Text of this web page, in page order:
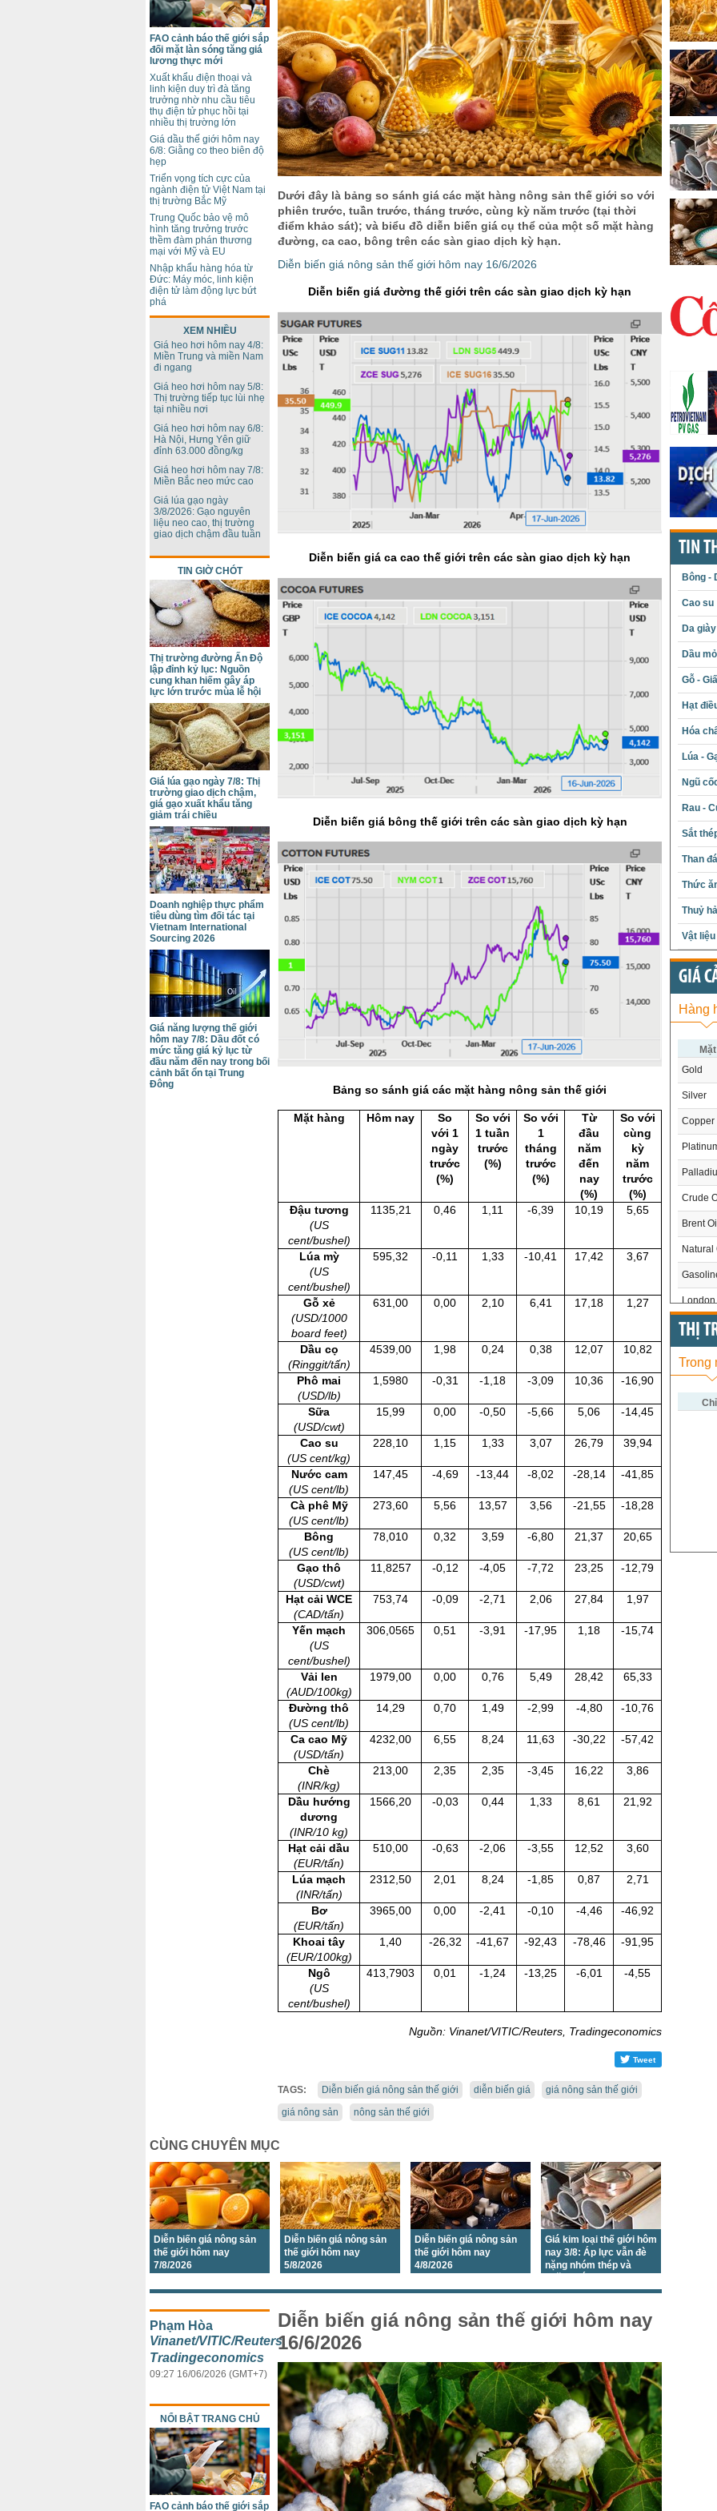
Dưới đây là bảng so sánh giá các mặt hàng nông sản thế giới so với
phiên trước, tuần trước, tháng trước, cùng kỳ năm trước (tại thời
điểm khảo sát); và biểu đồ diễn biến giá cụ thể của một số mặt hàng
đường, ca cao, bông trên các sàn giao dịch kỳ hạn.
Diễn biến giá nông sản thế giới hôm nay 16/6/2026
Diễn biến giá đường thế giới trên các sàn giao dịch kỳ hạn
Diễn biến giá ca cao thế giới trên các sàn giao dịch kỳ hạn
Diễn biến giá bông thế giới trên các sàn giao dịch kỳ hạn
Bảng so sánh giá các mặt hàng nông sản thế giới
Mặt hàng Hôm nay
So
với 1
ngày
trước
(%)
So với
1 tuần
trước
(%)
So với
1
tháng
trước
(%)
Từ
đầu
năm
đến
nay
(%)
So với
cùng
kỳ
năm
trước
(%)
Đậu tương
(US
cent/bushel)
1135,21 0,46 1,11 -6,39 10,19 5,65
Lúa mỳ
(US
cent/bushel)
595,32 -0,11 1,33 -10,41 17,42 3,67
Gỗ xẻ
(USD/1000
board feet)
631,00 0,00 2,10 6,41 17,18 1,27
Dầu cọ
(Ringgit/tấn)
4539,00 1,98 0,24 0,38 12,07 10,82
Phô mai
(USD/lb)
1,5980 -0,31 -1,18 -3,09 10,36 -16,90
Sữa
(USD/cwt)
15,99 0,00 -0,50 -5,66 5,06 -14,45
Cao su
(US cent/kg)
228,10 1,15 1,33 3,07 26,79 39,94
Nước cam
(US cent/lb)
147,45 -4,69 -13,44 -8,02 -28,14 -41,85
Cà phê Mỹ
(US cent/lb)
273,60 5,56 13,57 3,56 -21,55 -18,28
Bông
(US cent/lb)
78,010 0,32 3,59 -6,80 21,37 20,65
Gạo thô
(USD/cwt)
11,8257 -0,12 -4,05 -7,72 23,25 -12,79
Hạt cải WCE
(CAD/tấn)
753,74 -0,09 -2,71 2,06 27,84 1,97
Yến mạch
(US
cent/bushel)
306,0565 0,51 -3,91 -17,95 1,18 -15,74
Vải len
(AUD/100kg)
1979,00 0,00 0,76 5,49 28,42 65,33
Đường thô
(US cent/lb)
14,29 0,70 1,49 -2,99 -4,80 -10,76
Ca cao Mỹ
(USD/tấn)
4232,00 6,55 8,24 11,63 -30,22 -57,42
Chè
(INR/kg)
213,00 2,35 2,35 -3,45 16,22 3,86
Dầu hướng
dương
(INR/10 kg)
1566,20 -0,03 0,44 1,33 8,61 21,92
Hạt cải dầu
(EUR/tấn)
510,00 -0,63 -2,06 -3,55 12,52 3,60
Lúa mạch
(INR/tấn)
2312,50 2,01 8,24 -1,85 0,87 2,71
Bơ
(EUR/tấn)
3965,00 0,00 -2,41 -0,10 -4,46 -46,92
Khoai tây
(EUR/100kg)
1,40 -26,32 -41,67 -92,43 -78,46 -91,95
Ngô
(US
cent/bushel)
413,7903 0,01 -1,24 -13,25 -6,01 -4,55
Nguồn: Vinanet/VITIC/Reuters, Tradingeconomics
Tweet
TAGS: Diễn biến giá nông sản thế giới diễn biến giá
giá nông sản thế giới
giá nông sản
nông sản thế giới
FAO cảnh báo thế giới sắp
đối mặt làn sóng tăng giá
lương thực mới
Xuất khẩu điện thoại và
linh kiện duy trì đà tăng
trưởng nhờ nhu cầu tiêu
thụ điện tử phục hồi tại
nhiều thị trường lớn
Giá dầu thế giới hôm nay
6/8: Giằng co theo biên độ
hẹp
Triển vọng tích cực của
ngành điện tử Việt Nam tại
thị trường Bắc Mỹ
Trung Quốc bảo vệ mô
hình tăng trưởng trước
thềm đàm phán thương
mại với Mỹ và EU
Nhập khẩu hàng hóa từ
Đức: Máy móc, linh kiện
điện tử làm động lực bứt
phá
XEM NHIỀU
Giá heo hơi hôm nay 4/8:
Miền Trung và miền Nam
đi ngang
Giá heo hơi hôm nay 5/8:
Thị trường tiếp tục lùi nhẹ
tại nhiều nơi
Giá heo hơi hôm nay 6/8:
Hà Nội, Hưng Yên giữ
đỉnh 63.000 đồng/kg
Giá heo hơi hôm nay 7/8:
Miền Bắc neo mức cao
Giá lúa gạo ngày
3/8/2026: Gạo nguyên
liệu neo cao, thị trường
giao dịch chậm đầu tuần
TIN GIỜ CHÓT
Thị trường đường Ấn Độ
lập đỉnh kỷ lục: Nguồn
cung khan hiếm gây áp
lực lớn trước mùa lễ hội
Giá lúa gạo ngày 7/8: Thị
trường giao dịch chậm,
giá gạo xuất khẩu tăng
giảm trái chiều
Doanh nghiệp thực phẩm
tiêu dùng tìm đối tác tại
Vietnam International
Sourcing 2026
Giá năng lượng thế giới
hôm nay 7/8: Dầu đốt có
mức tăng giá kỷ lục từ
đầu năm đến nay trong bối
cảnh bất ổn tại Trung
Đông
CÙNG CHUYÊN MỤC
Diễn biến giá nông sản
thế giới hôm nay
7/8/2026
Diễn biến giá nông sản
thế giới hôm nay
5/8/2026
Diễn biến giá nông sản
thế giới hôm nay
4/8/2026
Giá kim loại thế giới hôm
nay 3/8: Áp lực vẫn đè
nặng nhóm thép và
Diễn biến giá nông sản thế giới hôm nay
16/6/2026
Phạm Hòa
Vinanet/VITIC/Reuters,
Tradingeconomics
09:27 16/06/2026 (GMT+7)
NỔI BẬT TRANG CHỦ
FAO cảnh báo thế giới sắp
TIN
Bông -
Cao su
Da giày
Dầu
Gỗ -
Hạt
Hóa
Lúa -
Ngũ
Rau -
Sắt
Than đá
Thức
Thuỷ
Vật
GIÁ
Hàng
Gold
Silver
Copper
Crude
Brent
Natural
London
US
US
US
THỊ
Trong